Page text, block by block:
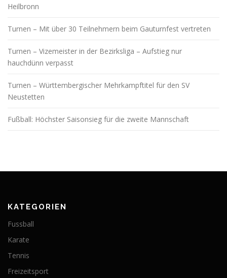
Heilbronn
Turnen – Mit über 30 Teilnehmern beim Gauturnfest vertreten
Turnen – Vizemeister in der Bezirksliga – Aufstieg nur
hauchdünn verpasst
Turnen – Württembergischer Mehrkampftitel für den SV
Neustetten
Fußball: Höchster Saisonsieg für die zweite Mannschaft
KATEGORIEN
Fussball
Karate
Tennis
Freizeitsport